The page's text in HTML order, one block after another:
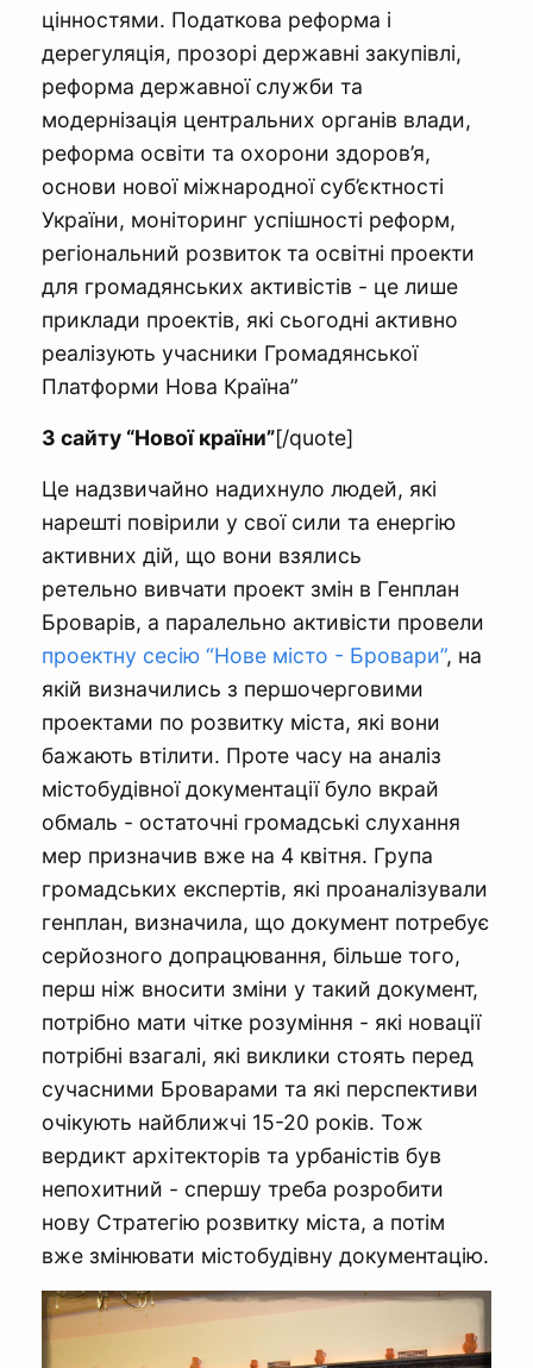
цінностями. Податкова реформа і
дерегуляція, прозорі державні закупівлі,
реформа державної служби та
модернізація центральних органів влади,
реформа освіти та охорони здоров’я,
основи нової міжнародної суб’єктності
України, моніторинг успішності реформ,
регіональний розвиток та освітні проекти
для громадянських активістів - це лише
приклади проектів, які сьогодні активно
реалізують учасники Громадянської
Платформи Нова Країна”
З сайту “Нової країни”[/quote]
Це надзвичайно надихнуло людей, які
нарешті повірили у свої сили та енергію
активних дій, що вони взялись
ретельно вивчати проект змін в Генплан
Броварів, а паралельно активісти провели
проектну сесію “Нове місто - Бровари”, на
якій визначились з першочерговими
проектами по розвитку міста, які вони
бажають втілити. Проте часу на аналіз
містобудівної документації було вкрай
обмаль - остаточні громадські слухання
мер призначив вже на 4 квітня. Група
громадських експертів, які проаналізували
генплан, визначила, що документ потребує
серйозного допрацювання, більше того,
перш ніж вносити зміни у такий документ,
потрібно мати чітке розуміння - які новації
потрібні взагалі, які виклики стоять перед
сучасними Броварами та які перспективи
очікують найближчі 15-20 років. Тож
вердикт архітекторів та урбаністів був
непохитний - спершу треба розробити
нову Стратегію розвитку міста, а потім
вже змінювати містобудівну документацію.